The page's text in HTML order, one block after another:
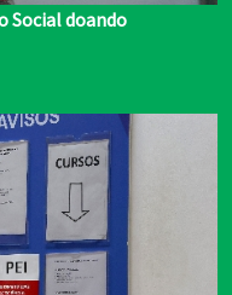
Social doando